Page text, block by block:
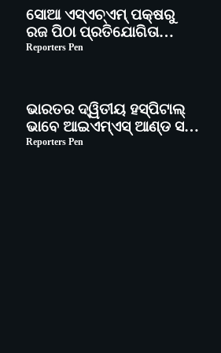
ସୋଆ ଏସ୍‌ଏଚ୍‌ଏମ୍ ପକ୍ଷରୁ
ରଜ ପିଠା ପ୍ରତିଯୋଗିତା
ଆୟୋଜିତ
Reporters Pen
ଭାରତର ଦ୍ୱିତୀୟ ହସ୍ପିଟାଲ୍
ଭାବେ ଆଇଏମ୍‌ଏସ୍ ଆଣ୍ଡ ସମ
ହସ୍ପିଟାଲ୍‌ରେ ଅତ୍ୟାଧୁନିକ
Reporters Pen